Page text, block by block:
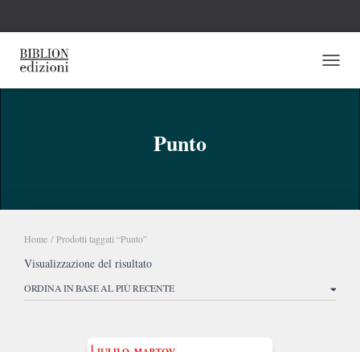
Punto
Home / Prodotti taggati “Punto”
Visualizzazione del risultato